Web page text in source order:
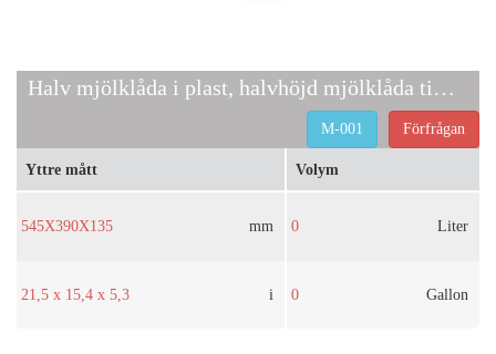
Halv mjölklåda i plast, halvhöjd mjölklåda till salu
Förfrågan
M-001
Yttre mått
545X390X135 mm
21,5 x 15,4 x 5,3 i
Volym
0 Liter
0 Gallon